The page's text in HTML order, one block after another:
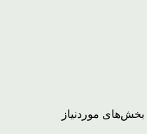
بخش‌های موردنیاز